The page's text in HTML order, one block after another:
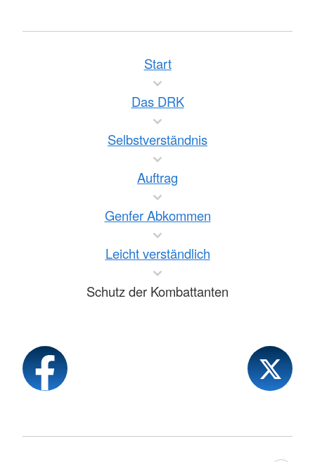
Start
Das DRK
Selbstverständnis
Auftrag
Genfer Abkommen
Leicht verständlich
Schutz der Kombattanten